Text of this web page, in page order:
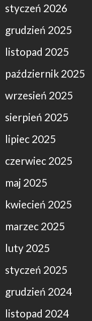
styczeń 2026
grudzień 2025
listopad 2025
październik 2025
wrzesień 2025
sierpień 2025
lipiec 2025
czerwiec 2025
maj 2025
kwiecień 2025
marzec 2025
luty 2025
styczeń 2025
grudzień 2024
listopad 2024